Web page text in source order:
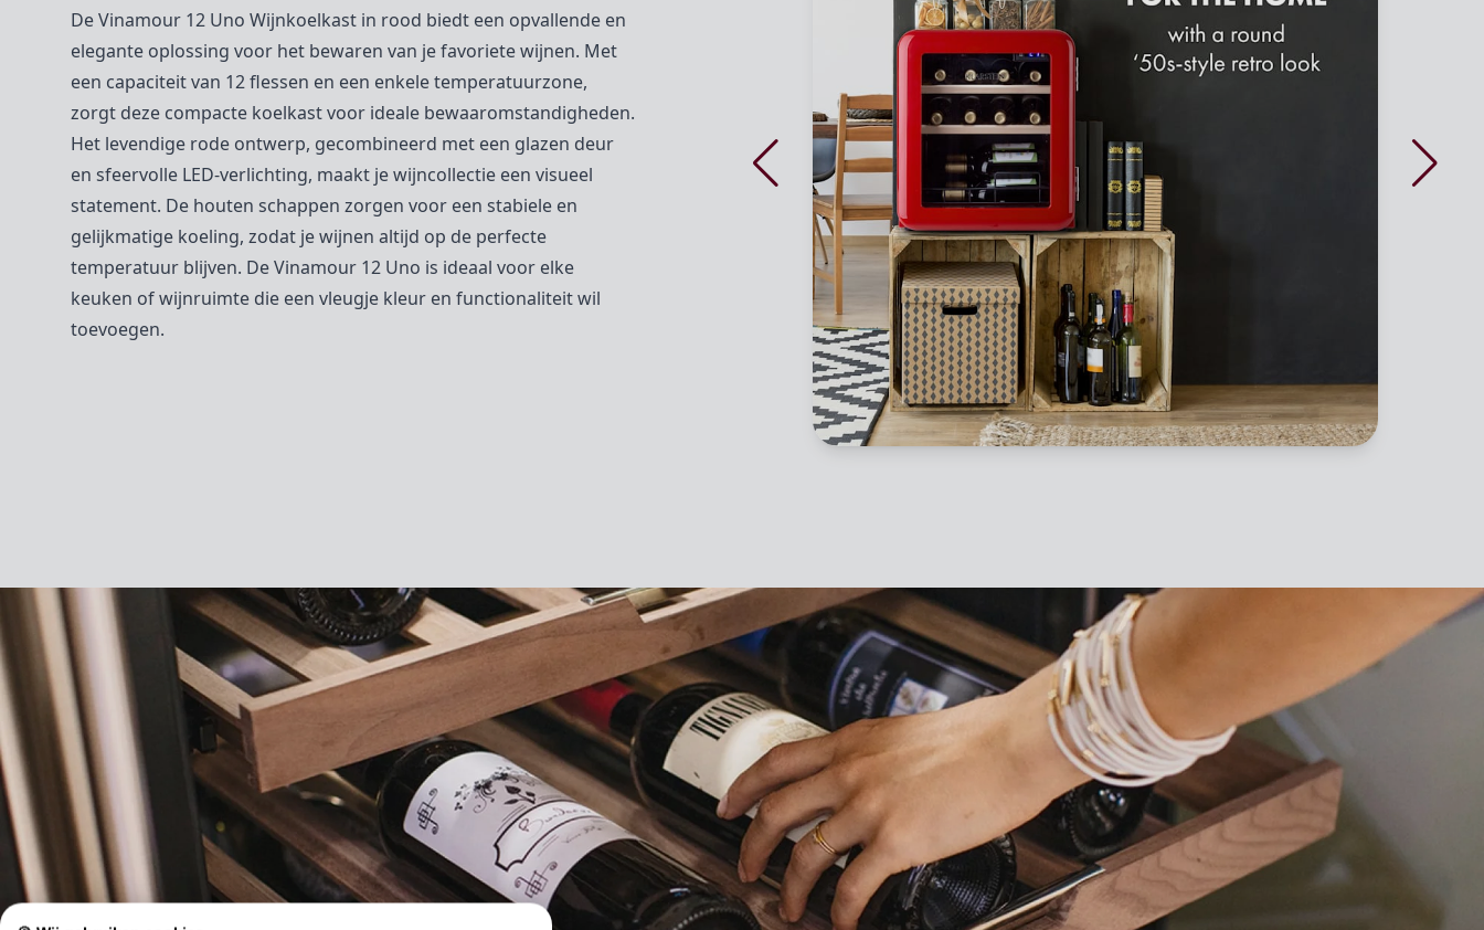
De Vinamour 12 Uno Wijnkoelkast in rood biedt een opvallende en
elegante oplossing voor het bewaren van je favoriete wijnen. Met
een capaciteit van 12 flessen en een enkele temperatuurzone,
zorgt deze compacte koelkast voor ideale bewaaromstandigheden.
Het levendige rode ontwerp, gecombineerd met een glazen deur
en sfeervolle LED-verlichting, maakt je wijncollectie een visueel
statement. De houten schappen zorgen voor een stabiele en
gelijkmatige koeling, zodat je wijnen altijd op de perfecte
temperatuur blijven. De Vinamour 12 Uno is ideaal voor elke
keuken of wijnruimte die een vleugje kleur en functionaliteit wil
toevoegen.